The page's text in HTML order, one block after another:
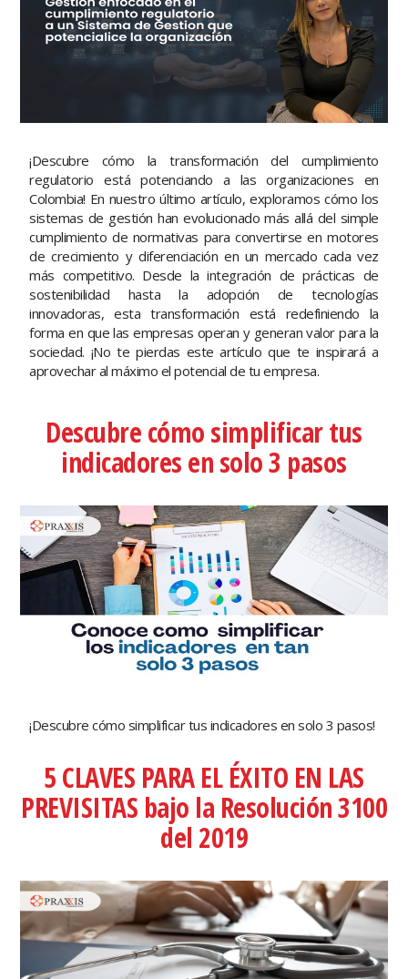
¡Descubre cómo la transformación del cumplimiento
regulatorio está potenciando a las organizaciones en
Colombia! En nuestro último artículo, exploramos cómo los
sistemas de gestión han evolucionado más allá del simple
cumplimiento de normativas para convertirse en motores
de crecimiento y diferenciación en un mercado cada vez
más competitivo. Desde la integración de prácticas de
sostenibilidad hasta la adopción de tecnologías
innovadoras, esta transformación está redefiniendo la
forma en que las empresas operan y generan valor para la
sociedad. ¡No te pierdas este artículo que te inspirará a
aprovechar al máximo el potencial de tu empresa.
Descubre cómo simplificar tus
indicadores en solo 3 pasos
¡Descubre cómo simplificar tus indicadores en solo 3 pasos!
5 CLAVES PARA EL ÉXITO EN LAS
PREVISITAS bajo la Resolución 3100
del 2019